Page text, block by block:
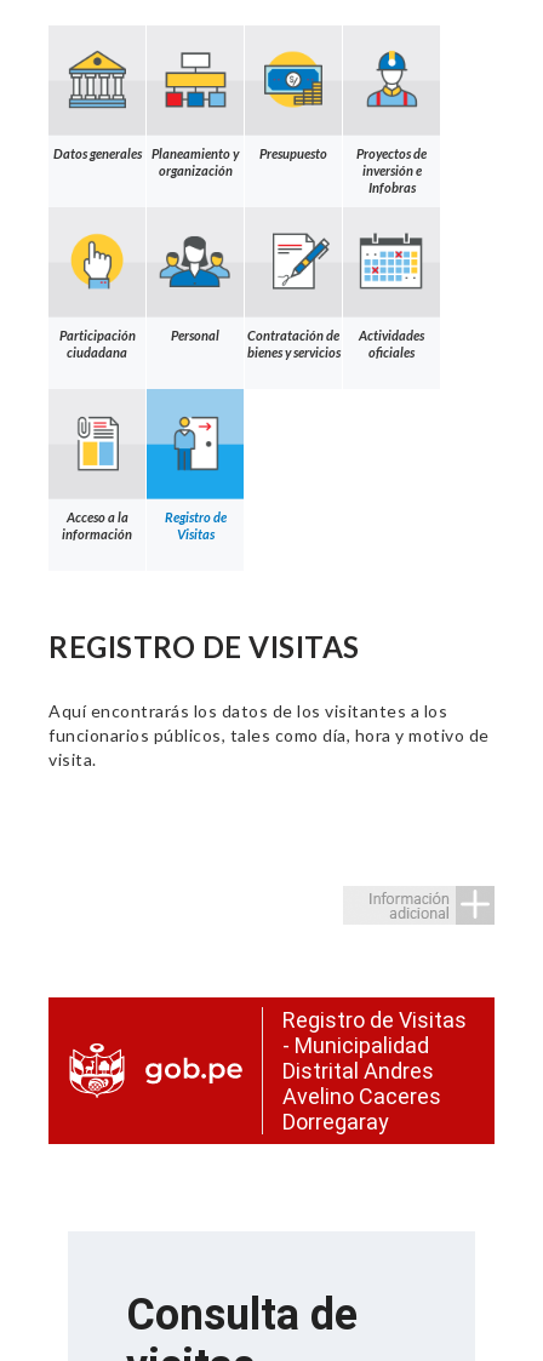
Datos generales
Planeamiento y
organización
Presupuesto
Proyectos de
inversión e
Infobras
Participación
ciudadana
Personal
Contratación de
bienes y servicios
Actividades
oficiales
Acceso a la
información
Registro de
Visitas
REGISTRO DE VISITAS
Aquí encontrarás los datos de los visitantes a los
funcionarios públicos, tales como día, hora y motivo de
visita.